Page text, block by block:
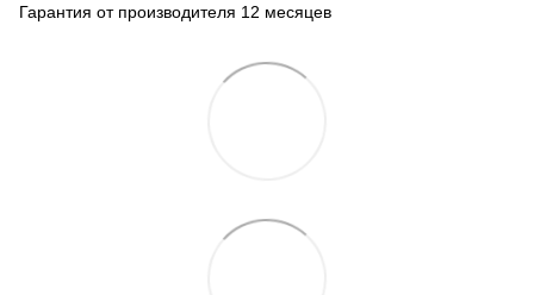
Гарантия от производителя 12 месяцев